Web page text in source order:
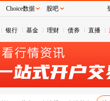
银行 基金 理财 债券 直播
Choice数据 股吧